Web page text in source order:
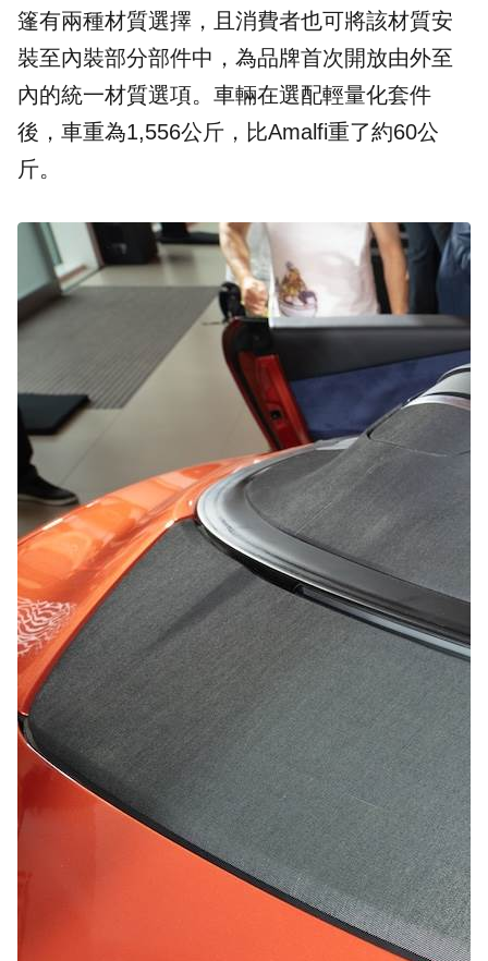
篷有兩種材質選擇，且消費者也可將該材質安
裝至內裝部分部件中，為品牌首次開放由外至
內的統一材質選項。車輛在選配輕量化套件
後，車重為1,556公斤，比Amalfi重了約60公
斤。